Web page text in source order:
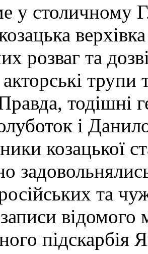
у столичному
розваг та
трупи
тодішні
і
козацької
та
підскарбія